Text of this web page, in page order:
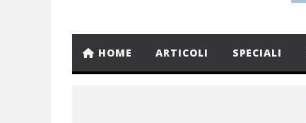
HOME ARTICOLI SPECIALI